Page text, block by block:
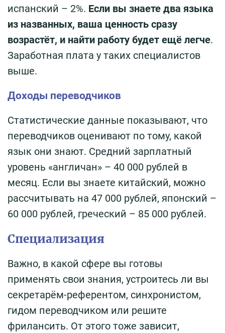
испанский – 2%. Если вы знаете два языка
из названных, ваша ценность сразу
возрастёт, и найти работу будет ещё легче.
Заработная плата у таких специалистов
выше.
Доходы переводчиков
Статистические данные показывают, что
переводчиков оценивают по тому, какой
язык они знают. Средний зарплатный
уровень «англичан» – 40 000 рублей в
месяц. Если вы знаете китайский, можно
рассчитывать на 47 000 рублей, японский –
60 000 рублей, греческий – 85 000 рублей.
Специализация
Важно, в какой сфере вы готовы
применять свои знания, устроитесь ли вы
секретарём-референтом, синхронистом,
гидом переводчиком или решите
фрилансить. От этого тоже зависит,